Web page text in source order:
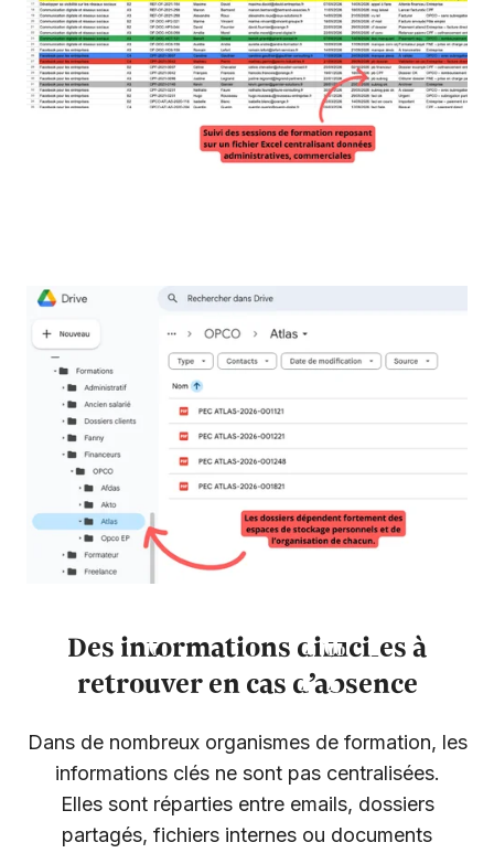
Des informations difficiles à
retrouver en cas d’absence
Dans de nombreux organismes de formation, les
informations clés ne sont pas centralisées.
Elles sont réparties entre emails, dossiers
partagés, fichiers internes ou documents